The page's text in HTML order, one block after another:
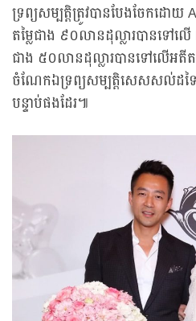
ទ្រព្យសម្បត្តិត្រូវបានបែងចែកដោ
តម្លៃជាង ៩០លានដុល្លារបានទៅល
ជាង ៥០លានដុល្លារបានទៅលើអតីត
ចំណែកឯទ្រព្យសម្បត្តិសេសសល់ដទៃ
បន្ទាប់ផងដែរ៕